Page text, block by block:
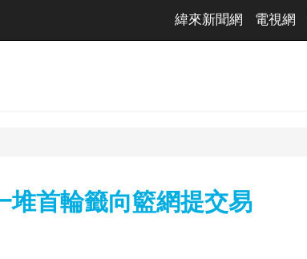
緯來新聞網 電視網
堆首輪籤向籃網提交易